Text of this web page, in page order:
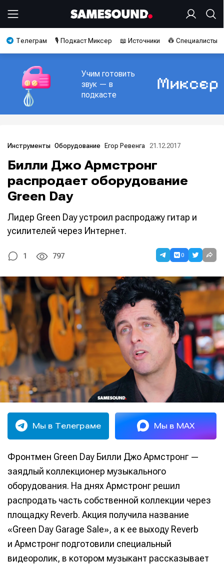
Телеграм 🎙️ Подкаст Миксер 📖 Источники 👷 Специалисты
Учим готовить
звук — в
подкасте
Инструменты Оборудование Егор Ревенга 21.12.2017
Билли Джо Армстронг
распродает оборудование
Green Day
Лидер Green Day устроил распродажу гитар и
усилителей через Интернет.
1 797 0
Мы в Телеграме Мы в MAX
Фронтмен Green Day Билли Джо Армстронг —
заядлый коллекционер музыкального
оборудования. На днях Армстронг решил
распродать часть собственной коллекции через
площадку Reverb. Акция получила название
«Green Day Garage Sale», а к ее выходу Reverb
и Армстронг подготовили специальный
видеоролик, в котором музыкант рассказывает